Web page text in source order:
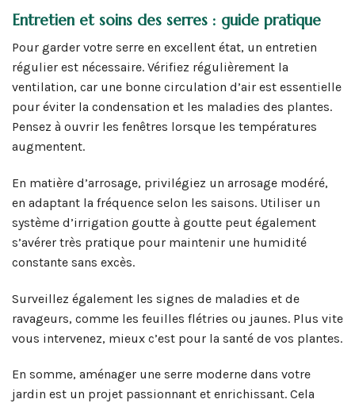
Entretien et soins des serres : guide pratique
Pour garder votre serre en excellent état, un entretien
régulier est nécessaire. Vérifiez régulièrement la
ventilation, car une bonne circulation d’air est essentielle
pour éviter la condensation et les maladies des plantes.
Pensez à ouvrir les fenêtres lorsque les températures
augmentent.
En matière d’arrosage, privilégiez un arrosage modéré,
en adaptant la fréquence selon les saisons. Utiliser un
système d’irrigation goutte à goutte peut également
s’avérer très pratique pour maintenir une humidité
constante sans excès.
Surveillez également les signes de maladies et de
ravageurs, comme les feuilles flétries ou jaunes. Plus vite
vous intervenez, mieux c’est pour la santé de vos plantes.
En somme, aménager une serre moderne dans votre
jardin est un projet passionnant et enrichissant. Cela